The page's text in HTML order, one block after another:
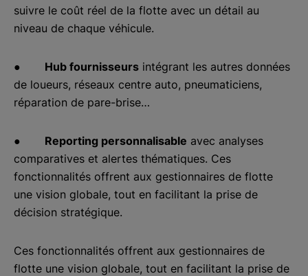
suivre le coût réel de la flotte avec un détail au
niveau de chaque véhicule.
● Hub fournisseurs intégrant les autres données
de loueurs, réseaux centre auto, pneumaticiens,
réparation de pare-brise…
● Reporting personnalisable avec analyses
comparatives et alertes thématiques. Ces
fonctionnalités offrent aux gestionnaires de flotte
une vision globale, tout en facilitant la prise de
décision stratégique.
Ces fonctionnalités offrent aux gestionnaires de
flotte une vision globale, tout en facilitant la prise de